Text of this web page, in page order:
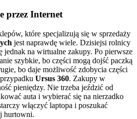
przez Internet
które specjalizują się w sprzedaży
jest naprawdę wiele. Dzisiejsi rolnicy
jednak na wirtualne zakupy. Po pierwsze
szybkie, bo części mogą dojść paczką
bo daje możliwość zdobycia części
Ursus 360. Zakupy w
pieniędzy. Nie trzeba jeździć od
auta i wybierać się na nierzadko
włączyć laptopa i poszukać
hurtowni.